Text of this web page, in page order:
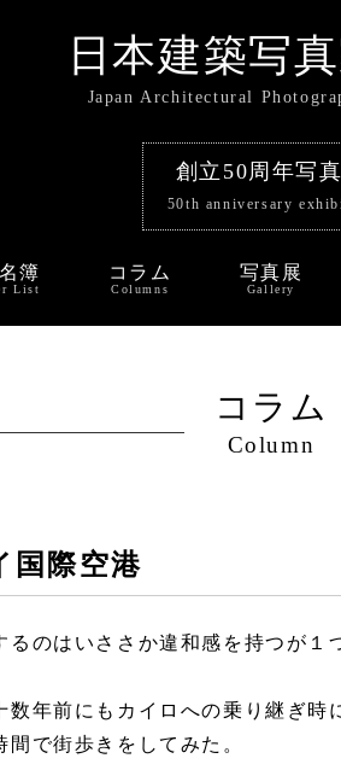
日本建築写
Japan Architectural
創立50周年写
50th anniversary
簿
List
コラム
Columns
写真展
Gallery
コラム
Column
国際空港
のはいささか違和感を持つが
年前にもカイロへの乗り継ぎ
で街歩きをしてみた。